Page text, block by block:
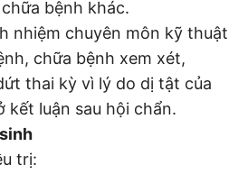
bệnh khác.
nhiệm chuyên môn kỹ thuật
chữa bệnh xem xét,
thai kỳ vì lý do dị tật của
kết luận sau hội chẩn.
trị: